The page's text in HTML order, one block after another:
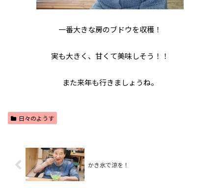
一番大きな房のブドウを収穫！
実も大きく、甘くて美味しそう！！
また来年も行きましょうね。
日々のようす
かき氷で涼を！